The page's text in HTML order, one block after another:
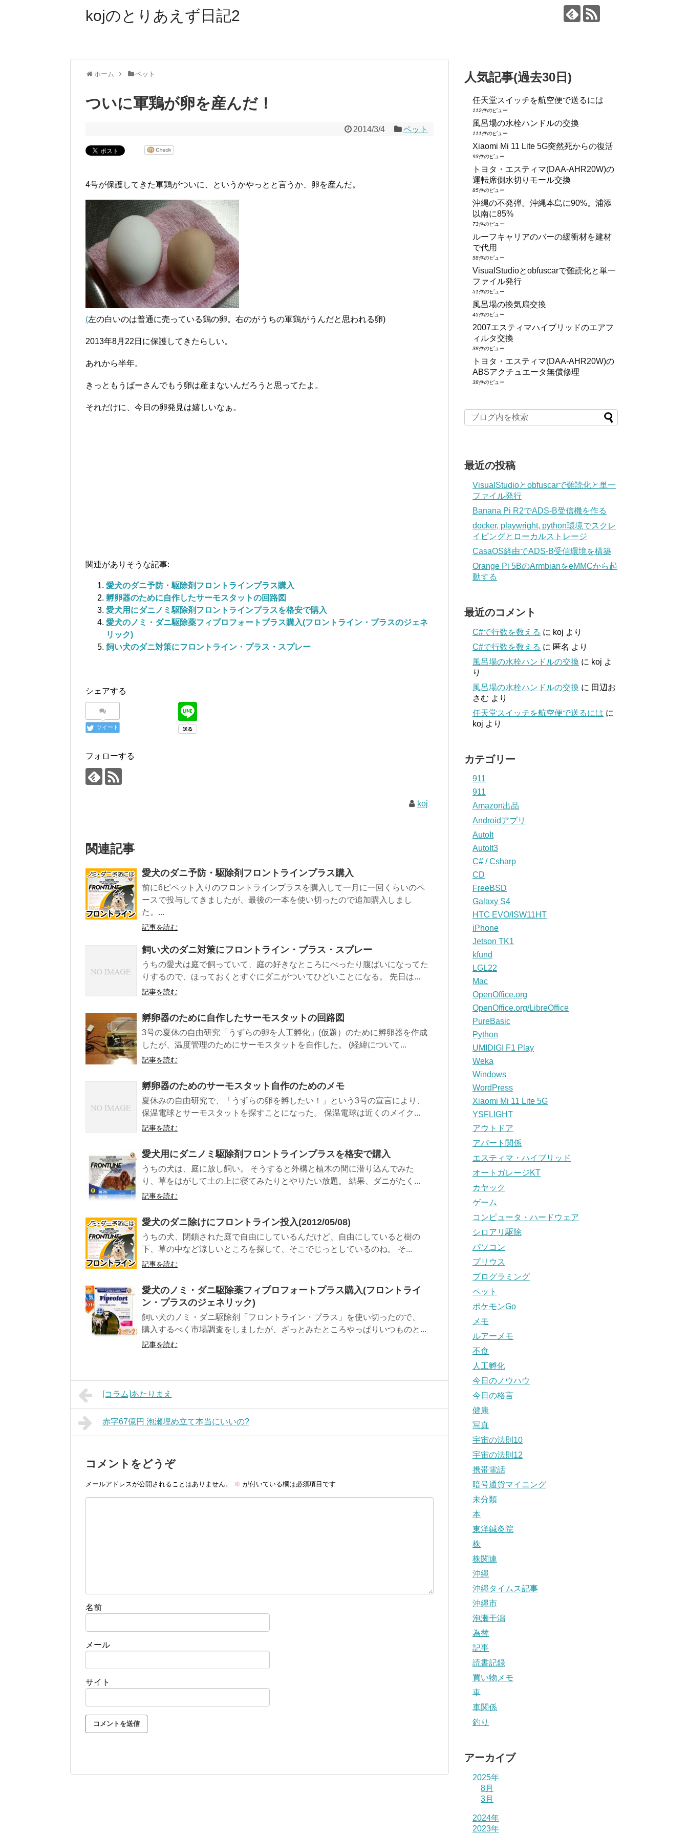
kojのとりあえず日記2
ホーム ペット
ついに軍鶏が卵を産んだ！
2014/3/4 ペット
4号が保護してきた軍鶏がついに、というかやっとと言うか、卵を産んだ。
(左の白いのは普通に売っている鶏の卵。右のがうちの軍鶏がうんだと思われる卵)
2013年8月22日に保護してきたらしい。
あれから半年。
きっともうばーさんでもう卵は産まないんだろうと思ってたよ。
それだけに、今日の卵発見は嬉しいなぁ。
関連がありそうな記事:
愛犬のダニ予防・駆除剤フロントラインプラス購入
孵卵器のために自作したサーモスタットの回路図
愛犬用にダニノミ駆除剤フロントラインプラスを格安で購入
愛犬のノミ・ダニ駆除薬フィプロフォートプラス購入(フロントライン・プラスのジェネ
リック)
飼い犬のダニ対策にフロントライン・プラス・スプレー
シェアする
ツイート
フォローする
koj
関連記事
愛犬のダニ予防・駆除剤フロントラインプラス購入
前に6ピペット入りのフロントラインプラスを購入して一月に一回くらいのペ
ースで投与してきましたが、最後の一本を使い切ったので追加購入しまし
た。...
記事を読む
飼い犬のダニ対策にフロントライン・プラス・スプレー
うちの愛犬は庭で飼っていて、庭の好きなところにべったり腹ばいになってた
りするので、ほっておくとすぐにダニがついてひどいことになる。 先日は...
記事を読む
孵卵器のために自作したサーモスタットの回路図
3号の夏休の自由研究「うずらの卵を人工孵化」(仮題）のために孵卵器を作成
したが、温度管理のためにサーモスタットを自作した。 (経緯について...
記事を読む
孵卵器のためのサーモスタット自作のためのメモ
夏休みの自由研究で、「うずらの卵を孵したい！」という3号の宣言により、
保温電球とサーモスタットを探すことになった。 保温電球は近くのメイク...
記事を読む
愛犬用にダニノミ駆除剤フロントラインプラスを格安で購入
うちの犬は、庭に放し飼い。 そうすると外構と植木の間に潜り込んでみた
り、草をはがして土の上に寝てみたりとやりたい放題。 結果、ダニがたく...
記事を読む
愛犬のダニ除けにフロントライン投入(2012/05/08)
うちの犬、閉鎖された庭で自由にしているんだけど、自由にしていると樹の
下、草の中など涼しいところを探して、そこでじっとしているのね。 そ...
記事を読む
愛犬のノミ・ダニ駆除薬フィプロフォートプラス購入(フロントライ
ン・プラスのジェネリック)
飼い犬のノミ・ダニ駆除剤「フロントライン・プラス」を使い切ったので、
購入するべく市場調査をしましたが、ざっとみたところやっぱりいつものと...
記事を読む
[コラム]あたりまえ
赤字67億円 泡瀬埋め立て本当にいいの?
コメントをどうぞ
メールアドレスが公開されることはありません。 ※ が付いている欄は必須項目です
名前
メール
サイト
人気記事(過去30日)
任天堂スイッチを航空便で送るには
112件のビュー
風呂場の水栓ハンドルの交換
111件のビュー
Xiaomi Mi 11 Lite 5G突然死からの復活
93件のビュー
トヨタ・エスティマ(DAA‑AHR20W)の
運転席側水切りモール交換
85件のビュー
沖縄の不発弾。沖縄本島に90%。浦添
以南に85%
73件のビュー
ルーフキャリアのバーの緩衝材を建材
で代用
58件のビュー
VisualStudioとobfuscarで難読化と単一
ファイル発行
51件のビュー
風呂場の換気扇交換
45件のビュー
2007エスティマハイブリッドのエアフ
ィルタ交換
38件のビュー
トヨタ・エスティマ(DAA‑AHR20W)の
ABSアクチュエータ無償修理
38件のビュー
最近の投稿
VisualStudioとobfuscarで難読化と単一
ファイル発行
Banana Pi R2でADS-B受信機を作る
docker, playwright, python環境でスクレ
イピングとローカルストレージ
CasaOS経由でADS-B受信環境を構築
Orange Pi 5BのArmbianをeMMCから起
動する
最近のコメント
C#で行数を数える に koj より
C#で行数を数える に 匿名 より
風呂場の水栓ハンドルの交換 に koj よ
り
風呂場の水栓ハンドルの交換 に 田辺お
さむ より
任天堂スイッチを航空便で送るには に
koj より
カテゴリー
911
911
Amazon出品
Androidアプリ
AutoIt
AutoIt3
C# / Csharp
CD
FreeBSD
Galaxy S4
HTC EVO/ISW11HT
iPhone
Jetson TK1
kfund
LGL22
Mac
OpenOffice.org
OpenOffice.org/LibreOffice
PureBasic
Python
UMIDIGI F1 Play
Weka
Windows
WordPress
Xiaomi Mi 11 Lite 5G
YSFLIGHT
アウトドア
アパート関係
エスティマ・ハイブリッド
オートガレージKT
カヤック
ゲーム
コンピュータ・ハードウェア
シロアリ駆除
パソコン
プリウス
プログラミング
ペット
ポケモンGo
メモ
ルアーメモ
不食
人工孵化
今日のノウハウ
今日の格言
健康
写真
宇宙の法則10
宇宙の法則12
携帯電話
暗号通貨マイニング
未分類
本
東洋鍼灸院
株
株関連
沖縄
沖縄タイムス記事
沖縄市
泡瀬干潟
為替
記事
読書記録
買い物メモ
車
車関係
釣り
アーカイブ
2025年
8月
3月
2024年
2023年